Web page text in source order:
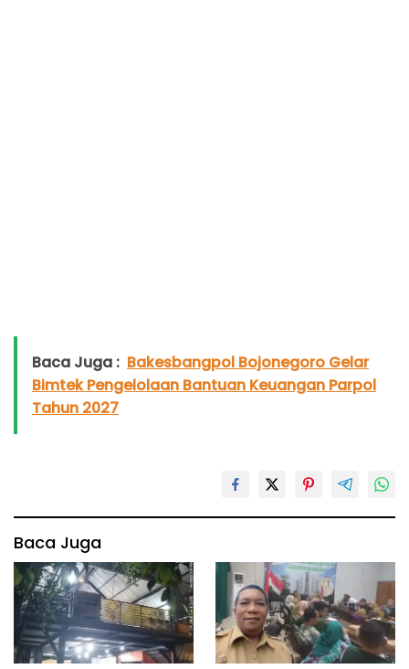
Baca Juga : Bakesbangpol Bojonegoro Gelar
Bimtek Pengelolaan Bantuan Keuangan Parpol
Tahun 2027
Baca Juga